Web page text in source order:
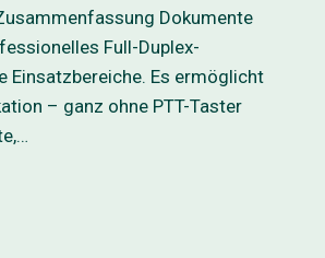
Dokumente
Full-Duplex-
Es ermöglicht
– ganz ohne PTT-Taster